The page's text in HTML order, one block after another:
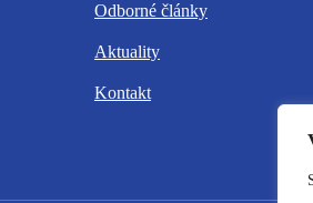
Odborné články
Aktuality
Kontakt